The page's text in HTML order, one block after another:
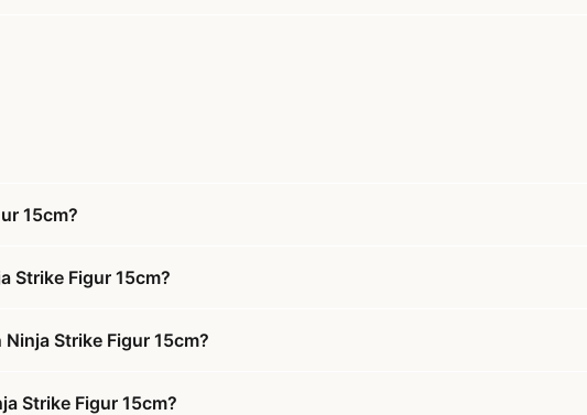
15cm?
Strike Figur 15cm?
Strike Figur 15cm?
Strike Figur 15cm?